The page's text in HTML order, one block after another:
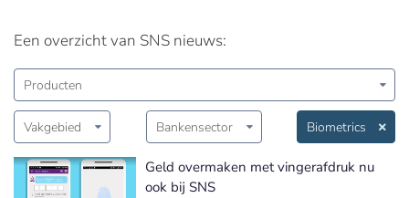
Een overzicht van SNS nieuws:
Producten
Vakgebied Bankensector Biometrics
Geld overmaken met vingerafdruk nu
ook bij SNS